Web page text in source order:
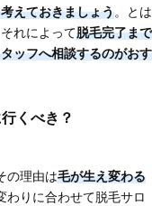
えておきましょう。とは
れによって脱毛完了まで
ッフへ相談するのがおす
くべき？
の理由は毛が生え変わる
わりに合わせて脱毛サロ